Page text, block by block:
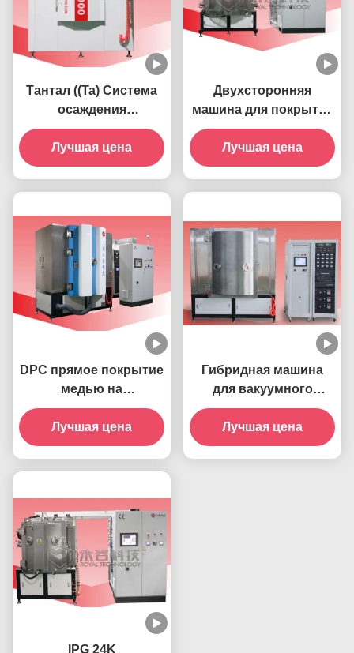
Тантал ((Ta) Система
осаждения
магнитронным
распылением RT1000-
Ta
Лучшая цена
Двухсторонняя
машина для покрытия
стеклоизделий TiN
Gold- RT1400-PLUS
Лучшая цена
DPC прямое покрытие
медью на
керамических чипах-
RTSP1200-DPC
Лучшая цена
Гибридная машина
для вакуумного
покрытия ПВД-RTAS
Лучшая цена
IPG 24K